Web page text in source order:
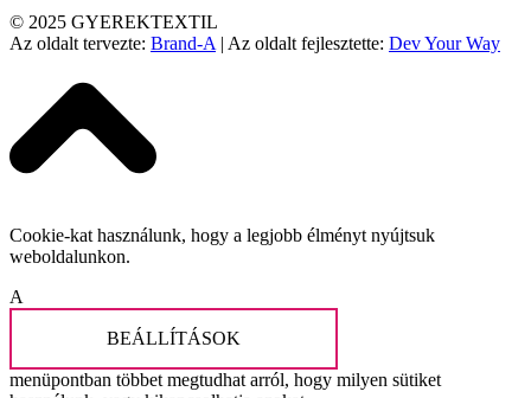
© 2025 GYEREKTEXTIL
Az oldalt tervezte: Brand-A | Az oldalt fejlesztette: Dev Your Way
Cookie-kat használunk, hogy a legjobb élményt nyújtsuk
weboldalunkon.
A
BEÁLLÍTÁSOK
menüpontban többet megtudhat arról, hogy milyen sütiket